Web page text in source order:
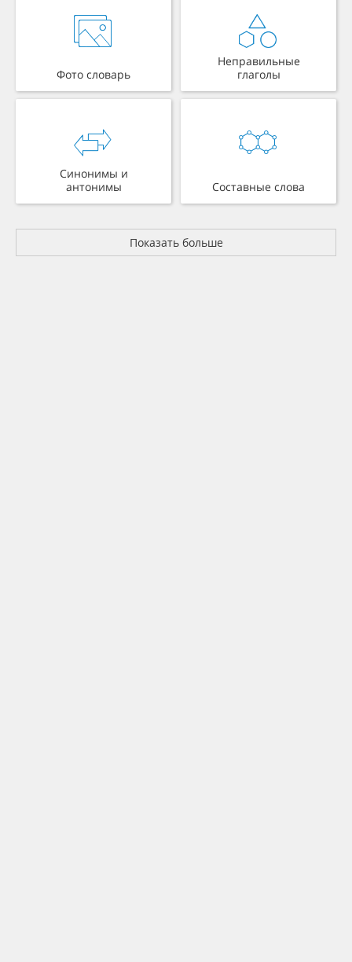
Фото словарь
Неправильные
глаголы
Синонимы и
антонимы
Составные слова
Показать больше